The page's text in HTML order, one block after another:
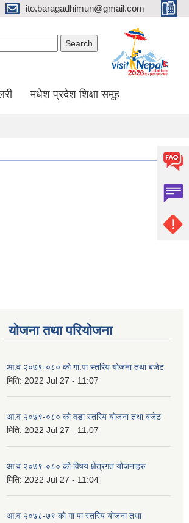
ito.baragadhimun@gmail.com
मधेश प्रदेश शिक्षा समूह
योजना तथा परियोजना
आ.व २०७९-०८० को गा.पा स्तरिय योजना तथा बजेट
मिति: 2022 Jul 27 - 11:07
आ.व २०७९-०८० को वडा स्तरिय योजना तथा बजेट
मिति: 2022 Jul 27 - 11:07
आ.व २०७९-०८० को विषय क्षेत्रगत योजनाहरु
मिति: 2022 Jul 27 - 11:04
आ.व २०७८-७९ को गा पा स्तरिय योजना तथा